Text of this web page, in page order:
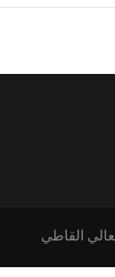
القاطي